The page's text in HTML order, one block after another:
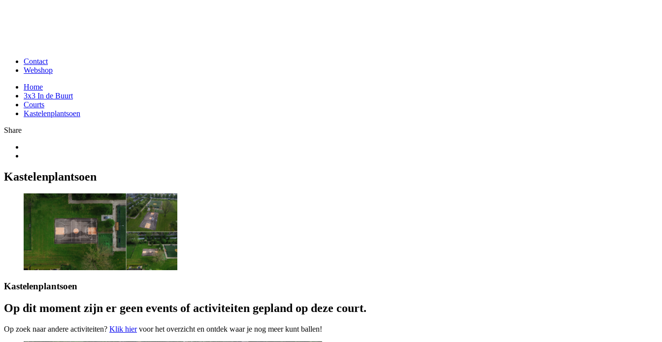
Contact
Webshop
Home
3x3 In de Buurt
Courts
Kastelenplantsoen
Share
Kastelenplantsoen
Kastelenplantsoen
Op dit moment zijn er geen events of activiteiten gepland op deze court.
Op zoek naar andere activiteiten? Klik hiervoor het overzicht en ontdek waar je nog meer kunt ballen!